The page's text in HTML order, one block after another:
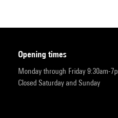
opening times
Monday through Friday 9:30am-
Closed Saturday and Sunday